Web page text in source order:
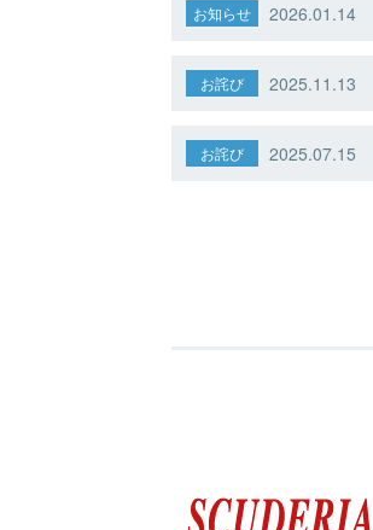
お知らせ 2026.01.14
お詫び 2025.11.13
お詫び 2025.07.15